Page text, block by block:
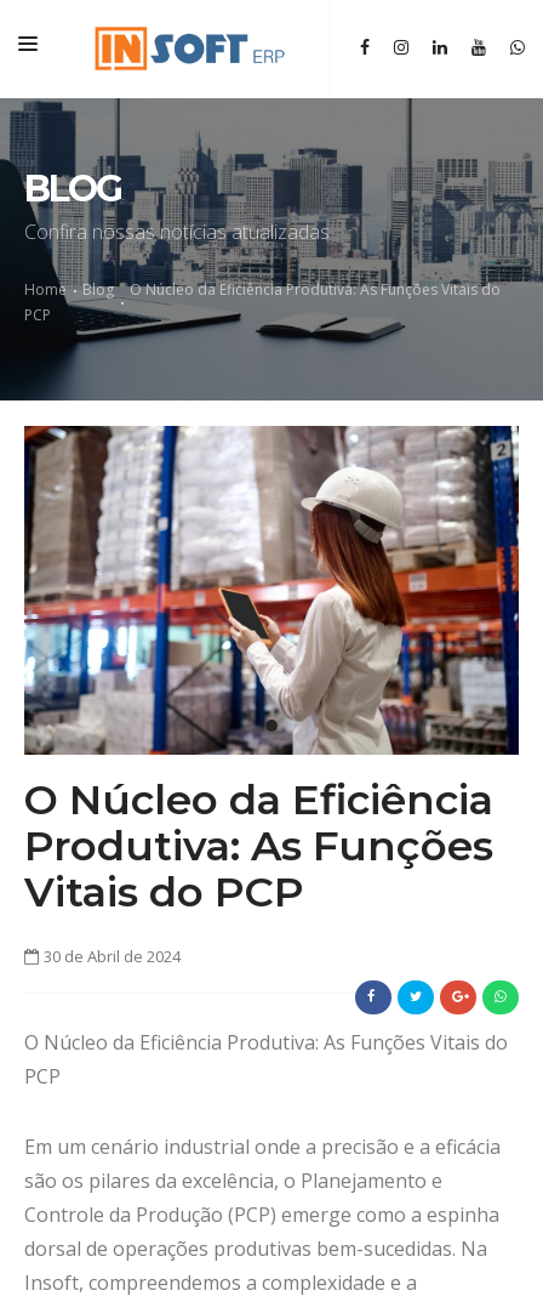
HOME
INSTITUCIONAL
ERP
SGM
BLOG
CONTATO
BLOG
Confira nossas notícias atualizadas
Home Blog O Núcleo da Eficiência Produtiva: As Funções Vitais do
PCP
O Núcleo da Eficiência
Produtiva: As Funções
Vitais do PCP
30 de Abril de 2024
O Núcleo da Eficiência Produtiva: As Funções Vitais do
PCP
Em um cenário industrial onde a precisão e a eficácia
são os pilares da excelência, o Planejamento e
Controle da Produção (PCP) emerge como a espinha
dorsal de operações produtivas bem-sucedidas. Na
Insoft, compreendemos a complexidade e a